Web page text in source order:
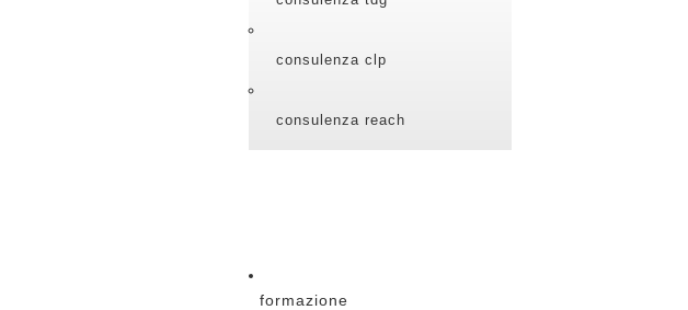
consulenza clp
consulenza reach
formazione